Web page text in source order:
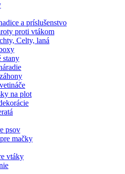
a príslušenstvo
proti vtákom
Celty, laná
stany
na plot
psov
mačky
vtáky